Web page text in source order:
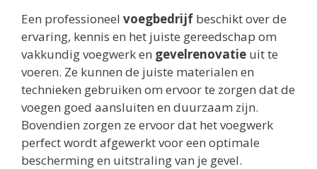
Een professioneel voegbedrijf beschikt over de
ervaring, kennis en het juiste gereedschap om
vakkundig voegwerk en gevelrenovatie uit te
voeren. Ze kunnen de juiste materialen en
technieken gebruiken om ervoor te zorgen dat de
voegen goed aansluiten en duurzaam zijn.
Bovendien zorgen ze ervoor dat het voegwerk
perfect wordt afgewerkt voor een optimale
bescherming en uitstraling van je gevel.